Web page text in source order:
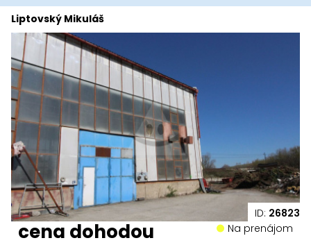
ID: 26823
Liptovský Mikuláš
cena dohodou Na prenájom